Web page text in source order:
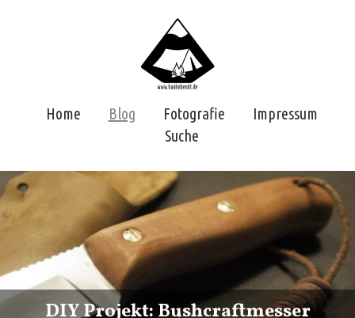
Home Blog Fotografie
Impressum
Suche
DIY Projekt: Bushcraftmesser